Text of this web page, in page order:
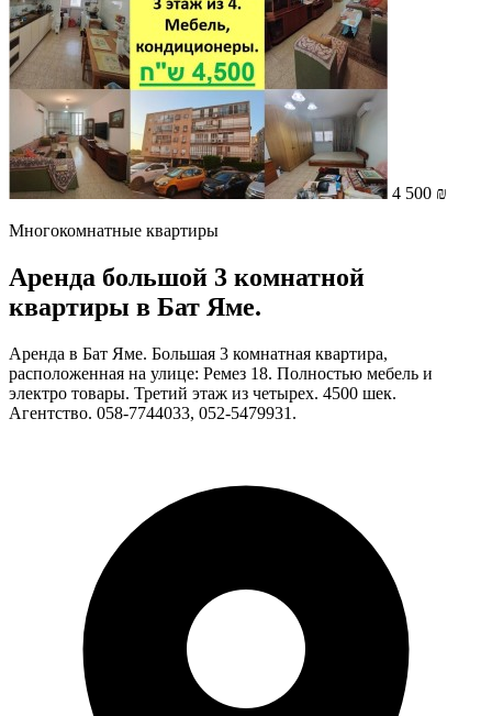
4 500 ₪
Многокомнатные квартиры
Аренда большой 3 комнатной
квартиры в Бат Яме.
Аренда в Бат Яме. Большая 3 комнатная квартира,
расположенная на улице: Ремез 18. Полностью мебель и
электро товары. Третий этаж из четырех. 4500 шек.
Агентство. 058-7744033, 052-5479931.